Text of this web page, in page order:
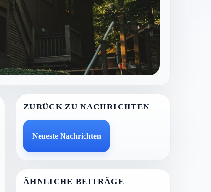
ZURÜCK ZU NACHRICHTEN
Neueste Nachrichten
ÄHNLICHE BEITRÄGE